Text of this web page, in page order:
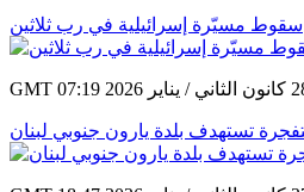
سقوط مسيّرة إسرائيلية في رب ثلاثين
تستهدف بلدة يارون جنوبي لبنان